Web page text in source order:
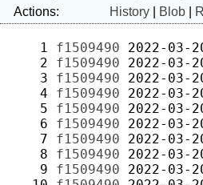
Actions:
History Blob
   1
f1509490 2022-03-
   2
f1509490 2022-03-
   3
f1509490 2022-03-
   4
f1509490 2022-03-
   5
f1509490 2022-03-
   6
f1509490 2022-03-
   7
f1509490 2022-03-
   8
f1509490 2022-03-
   9
f1509490 2022-03-